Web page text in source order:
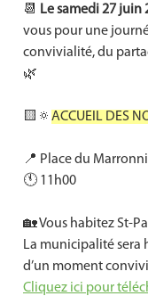
📆 Le samedi 27 juin
vous pour une
convivialité, du
🌿
🟨🔅 ACCUEIL DES
📍 Place du
🕚 11h00
🏡 Vous habitez St-
La municipalité sera
d’un moment
Cliquez ici pour